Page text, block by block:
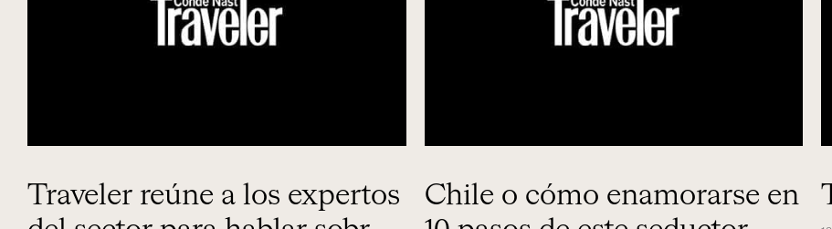
Traveler reúne a los expertos
Chile o cómo enamorarse en